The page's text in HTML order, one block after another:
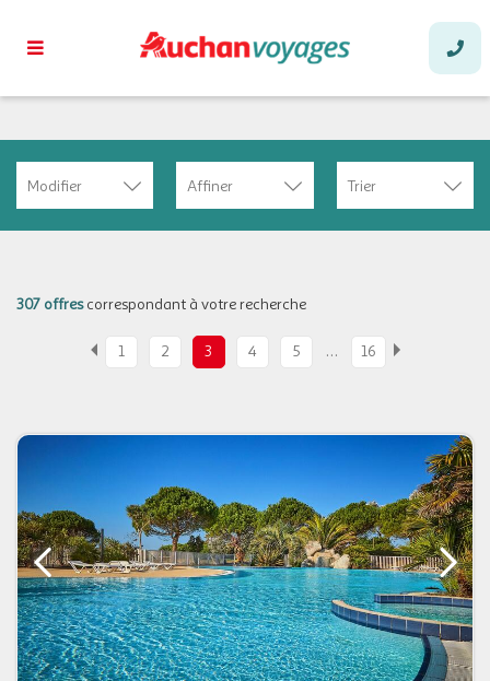
Modifier Affiner Trier
307 offrescorrespondant à votre recherche
1 2 3 4 5 … 16